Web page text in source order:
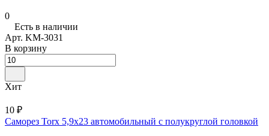
0
Есть в наличии
Арт. KM-3031
В корзину
Хит
10 ₽
Саморез Torx 5,9x23 автомобильный с полукруглой головкой